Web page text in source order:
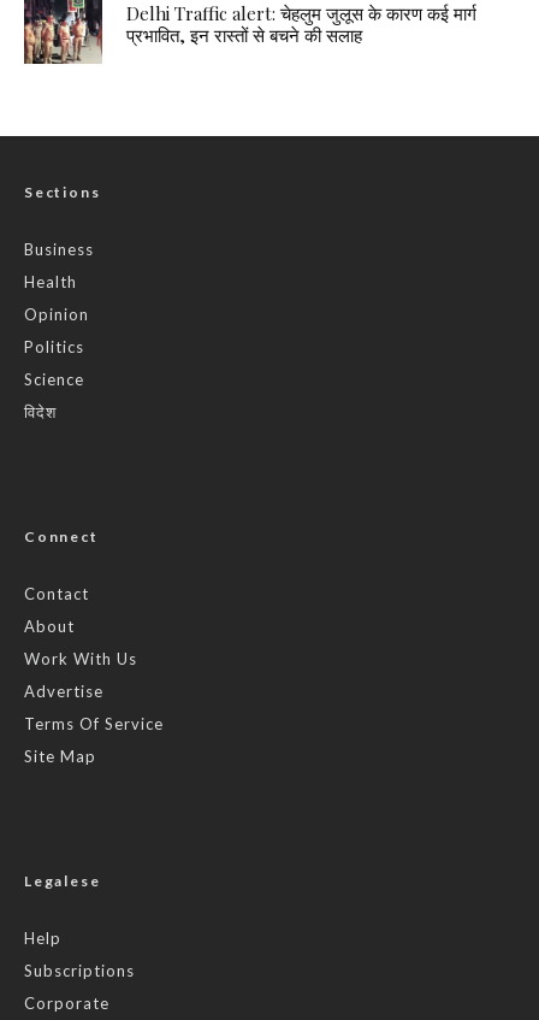
Delhi Traffic alert: चेहलुम जुलूस के कारण कई मार्ग
प्रभावित, इन रास्तों से बचने की सलाह
Sections
Business
Health
Opinion
Politics
Science
विदेश
Connect
Contact
About
Work With Us
Advertise
Terms Of Service
Site Map
Legalese
Help
Subscriptions
Corporate